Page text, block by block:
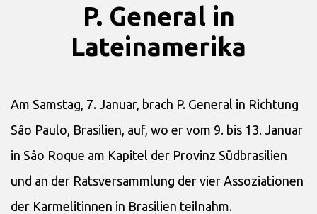
P. General in
Lateinamerika
Am Samstag, 7. Januar, brach P. General in Richtung
Sâo Paulo, Brasilien, auf, wo er vom 9. bis 13. Januar
in Sâo Roque am Kapitel der Provinz Südbrasilien
und an der Ratsversammlung der vier Assoziationen
der Karmelitinnen in Brasilien teilnahm.